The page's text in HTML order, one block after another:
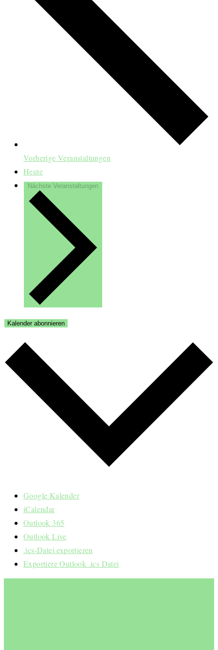
VorherigeVeranstaltungen
Heute
Nächste Veranstaltungen
Kalender abonnieren
Google Kalender
iCalendar
Outlook 365
Outlook Live
.ics-Datei exportieren
Exportiere Outlook .ics Datei